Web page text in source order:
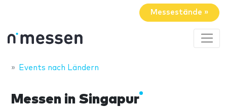
Messestände »
Events nach Ländern
Messen in Singapur